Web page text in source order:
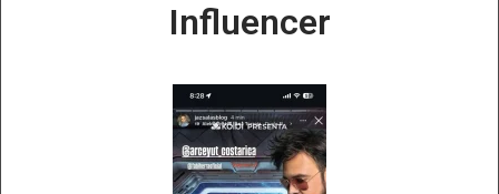
Influencer